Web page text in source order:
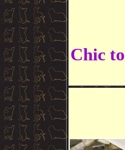
Chic